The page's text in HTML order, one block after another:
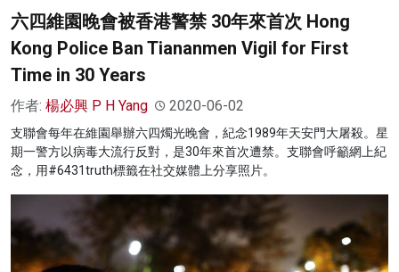
六四維園晚會被香港警禁 30年來首次 Hong
Kong Police Ban Tiananmen Vigil for First
Time in 30 Years
作者: 楊必興 P H Yang 2020-06-02
支聯會每年在維園舉辦六四燭光晚會，紀念1989年天安門大屠殺。星
期一警方以病毒大流行反對，是30年來首次遭禁。支聯會呼籲網上紀
念，用#6431truth標籤在社交媒體上分享照片。